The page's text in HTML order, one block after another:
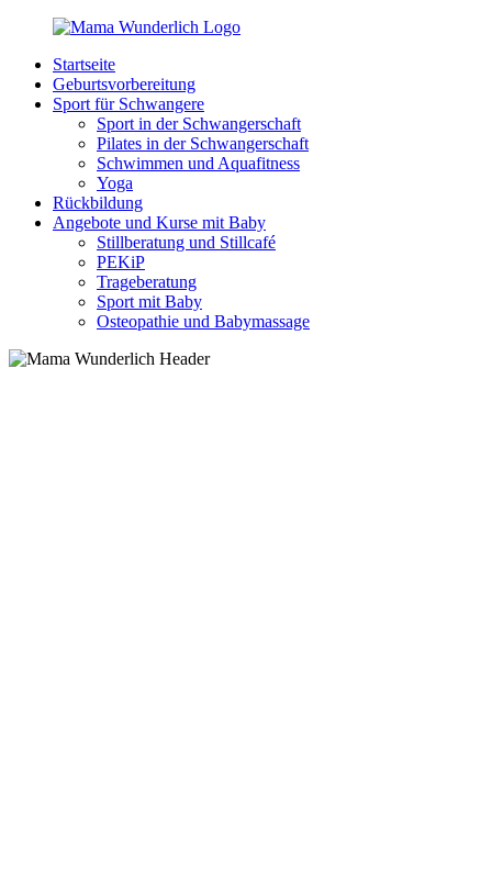
Zurück
Inhalt
MamaWunderlich.de
Mutti
sein
wunderbar!
Startseite
Geburtsvorbereitung
Sport für Schwangere
Sport in der Schwangerschaft
Pilates in der Schwangerschaft
Schwimmen und Aquafitness
Yoga
Rückbildung
Angebote und Kurse mit Baby
Stillberatung und Stillcafé
PEKiP
Trageberatung
Sport mit Baby
Osteopathie und Babymassage